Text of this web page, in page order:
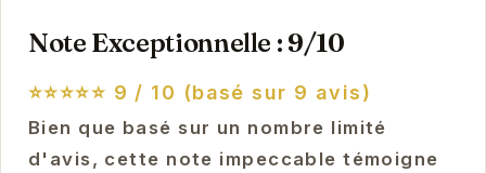
Note Exceptionnelle : 9/10
⭐⭐⭐⭐⭐ 9 / 10 (basé sur 9 avis)
Bien que basé sur un nombre limité
d'avis, cette note impeccable témoigne